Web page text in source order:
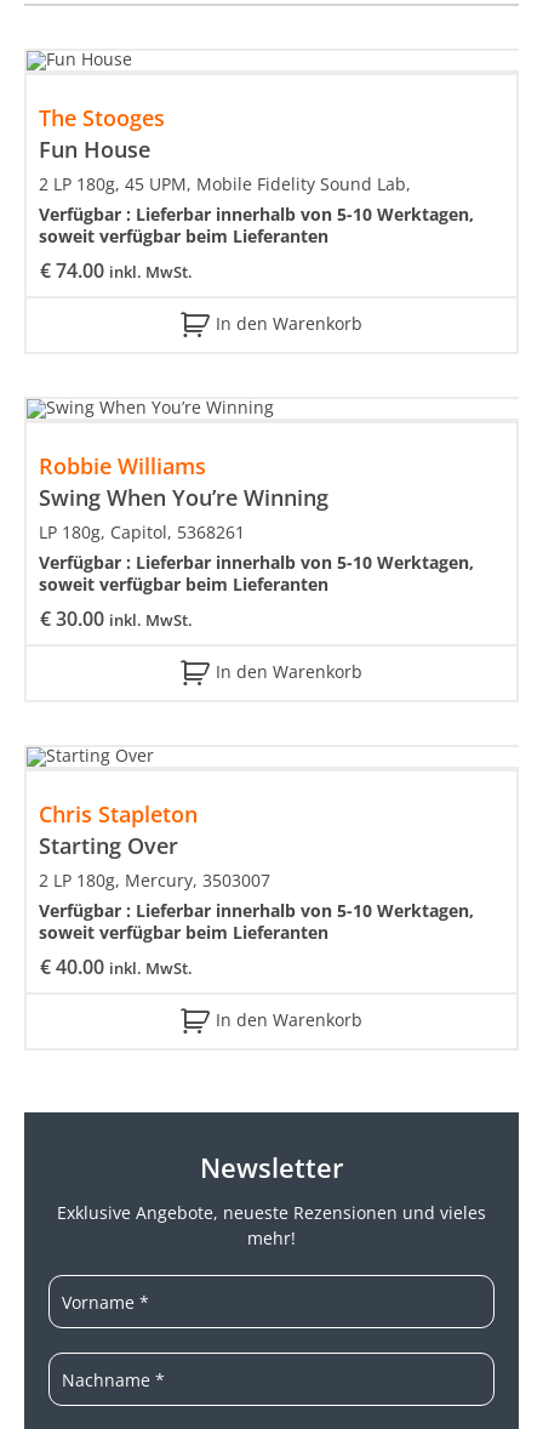
The Stooges
Fun House
€74.00 inkl. MwSt.
2 LP 180g, 45 UPM, Mobile Fidelity Sound Lab,
Verfügbar : Lieferbar innerhalb von 5-10 Werktagen,
soweit verfügbar beim Lieferanten
In den Warenkorb
Robbie Williams
Swing When You’re Winning
€30.00 inkl. MwSt.
LP 180g, Capitol, 5368261
Verfügbar : Lieferbar innerhalb von 5-10 Werktagen,
soweit verfügbar beim Lieferanten
In den Warenkorb
Chris Stapleton
Starting Over
€40.00 inkl. MwSt.
2 LP 180g, Mercury, 3503007
Verfügbar : Lieferbar innerhalb von 5-10 Werktagen,
soweit verfügbar beim Lieferanten
In den Warenkorb
Newsletter
Exklusive Angebote, neueste Rezensionen und vieles
mehr!